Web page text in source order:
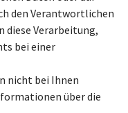
den Verantwortlichen
diese Verarbeitung,
bei einer
nicht bei Ihnen
über die